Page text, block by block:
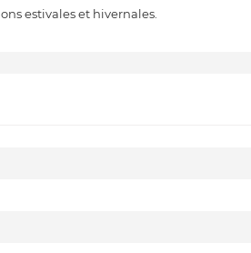
estivales et hivernales.